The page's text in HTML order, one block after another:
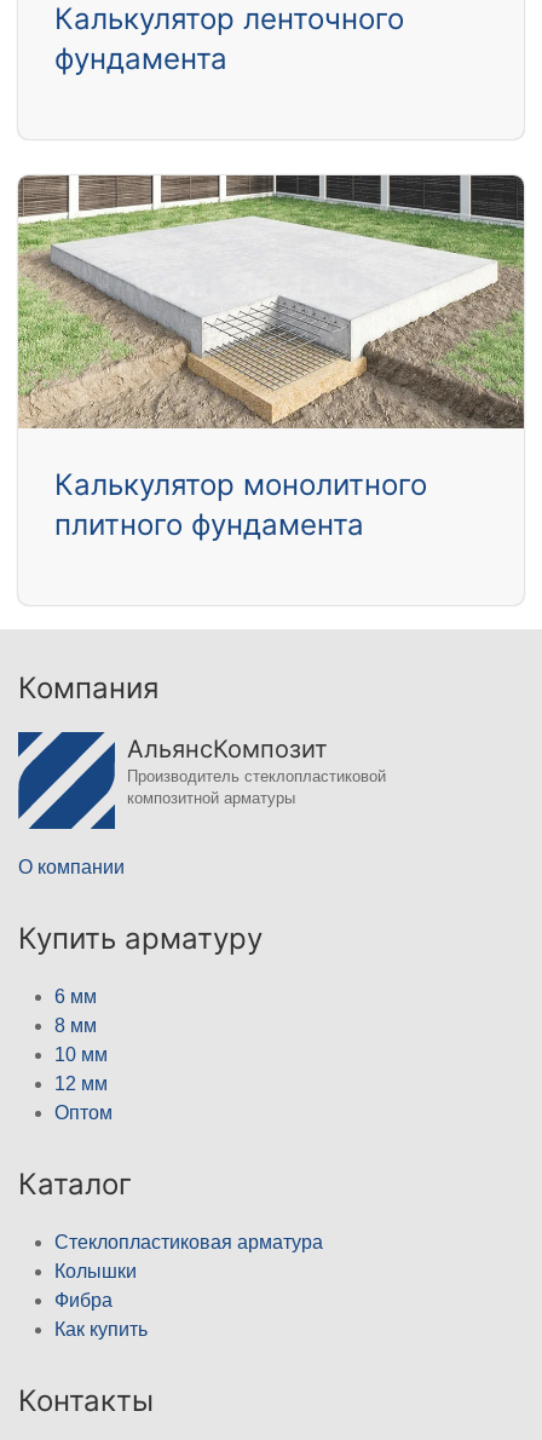
Калькулятор ленточного
фундамента
Калькулятор монолитного
плитного фундамента
Компания
АльянсКомпозит
Производитель стеклопластиковой
композитной арматуры
О компании
Купить арматуру
6 мм
8 мм
10 мм
12 мм
Оптом
Каталог
Стеклопластиковая арматура
Колышки
Фибра
Как купить
Контакты